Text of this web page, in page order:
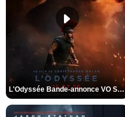
L'Odyssée Bande-annonce VO STFR